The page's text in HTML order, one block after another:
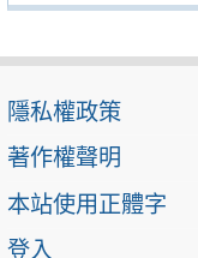
隱私權政策
著作權聲明
本站使用正體字
登入